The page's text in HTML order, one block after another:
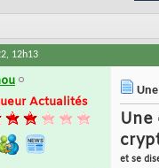
12h13
Actualités
Une
et se